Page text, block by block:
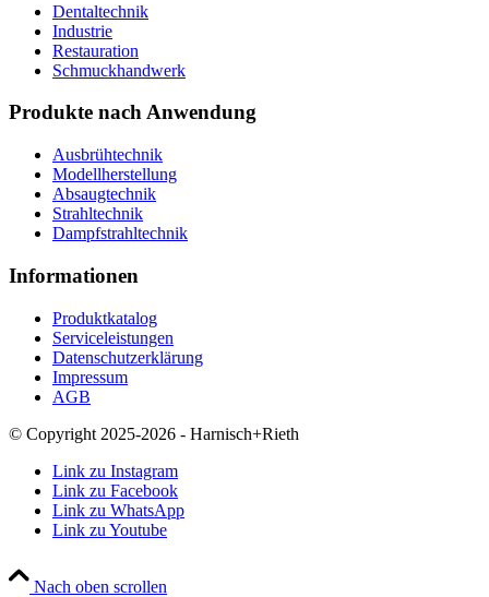
Dentaltechnik
Industrie
Restauration
Schmuckhandwerk
Produkte nach Anwendung
Ausbrühtechnik
Modellherstellung
Absaugtechnik
Strahltechnik
Dampfstrahltechnik
Informationen
Produktkatalog
Serviceleistungen
Datenschutzerklärung
Impressum
AGB
© Copyright 2025-2026 - Harnisch+Rieth
Link zu Instagram
Link zu Facebook
Link zu WhatsApp
Link zu Youtube
Nach oben scrollen